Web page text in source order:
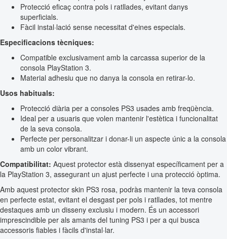
Protecció eficaç contra pols i ratllades, evitant danys
superficials.
Fàcil instal·lació sense necessitat d'eines especials.
Especificacions tècniques:
Compatible exclusivament amb la carcassa superior de la
consola PlayStation 3.
Material adhesiu que no danya la consola en retirar-lo.
Usos habituals:
Protecció diària per a consoles PS3 usades amb freqüència.
Ideal per a usuaris que volen mantenir l'estètica i funcionalitat
de la seva consola.
Perfecte per personalitzar i donar-li un aspecte únic a la consola
amb un color vibrant.
Compatibilitat: Aquest protector està dissenyat específicament per a
la PlayStation 3, assegurant un ajust perfecte i una protecció òptima.
Amb aquest protector skin PS3 rosa, podràs mantenir la teva consola
en perfecte estat, evitant el desgast per pols i ratllades, tot mentre
destaques amb un disseny exclusiu i modern. És un accessori
imprescindible per als amants del tuning PS3 i per a qui busca
accessoris fiables i fàcils d'instal·lar.